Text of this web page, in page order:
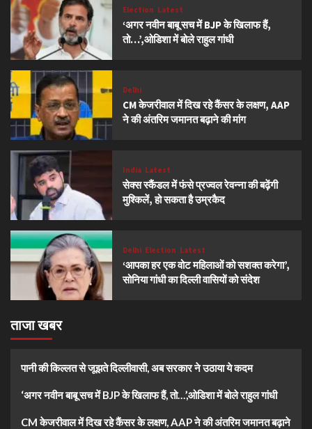
Election Latest
‘अगर नवीन बाबू सच में BJP के खिलाफ हैं,
तो…’,ओडिशा में बोले राहुल गांधी
Delhi
CM केजरीवाल में दिख रहे कैंसर के लक्षण, AAP
ने की अंतरिम जमानत बढ़ाने की मांग
India Latest
सेक्स स्कैंडल में फंसे प्रज्वल रेवन्ना की बढ़ेंगी
मुश्किलें, हो सकता है उम्रकैद
Delhi Election Latest
‘आपका हर एक वोट महिलाओं को सशक्त करेगा’,
सोनिया गांधी का दिल्ली वासियों को संदेश
ताजा खबर
पानी की किल्लत से जूझते दिल्लीवासी, अब सरकार ने उठाया ये कदम
‘अगर नवीन बाबू सच में BJP के खिलाफ हैं, तो…’,ओडिशा में बोले राहुल गांधी
CM केजरीवाल में दिख रहे कैंसर के लक्षण, AAP ने की अंतरिम जमानत बढ़ाने